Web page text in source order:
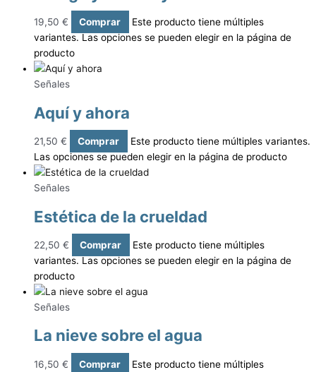
19,50 € Comprar
Este producto tiene múltiples
variantes. Las opciones se pueden elegir en la página de
producto
Señales
Aquí y ahora
21,50 € Comprar
Este producto tiene múltiples variantes.
Las opciones se pueden elegir en la página de producto
Señales
Estética de la crueldad
22,50 € Comprar
Este producto tiene múltiples
variantes. Las opciones se pueden elegir en la página de
producto
Señales
La nieve sobre el agua
16,50 € Comprar
Este producto tiene múltiples